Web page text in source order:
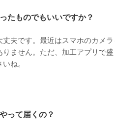
たものでもいいですか？
丈夫です。最近はスマホのカメ
ません。ただ、加工アプリで
ね。
って届くの？